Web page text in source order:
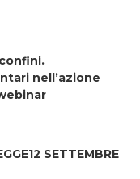
nell’azione
SETTEMBRE